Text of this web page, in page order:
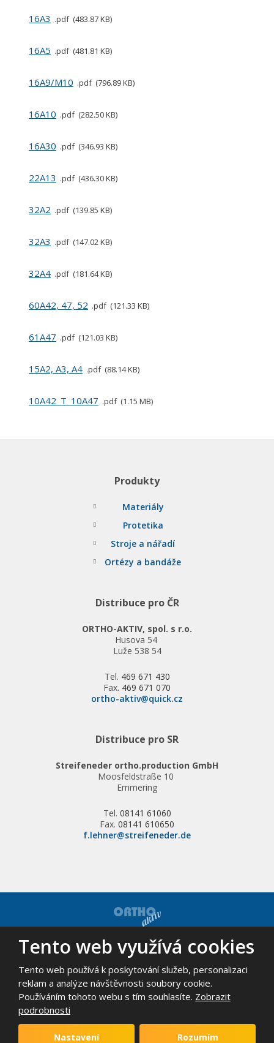
16A3 pdf 483.87 KB
16A5 pdf 481.81 KB
16A9/M10 pdf 796.89 KB
16A10 pdf 282.50 KB
16A30 pdf 346.93 KB
22A13 pdf 436.30 KB
32A2 pdf 139.85 KB
32A3 pdf 147.02 KB
32A4 pdf 181.64 KB
60A42, 47, 52 pdf 121.33 KB
61A47 pdf 121.03 KB
15A2, A3, A4 pdf 88.14 KB
10A42_T_10A47 pdf 1.15 MB
Produkty
Materiály
Protetika
Stroje a nářadí
Ortézy a bandáže
Distribuce pro ČR
ORTHO-AKTIV, spol. s r.o.
Husova 54
Luže 538 54
Tel. 469 671 430
Fax. 469 671 070
ortho-aktiv@quick.cz
Distribuce pro SR
Streifeneder ortho.production GmbH
Moosfeldstraße 10
Emmering
Tel. 08141 61060
Fax. 08141 610650
f.lehner@streifeneder.de
© 2026, ORTHO-AKTIV, spol. s r.o. - všechna práva vyhrazena
Mapa stránek | Podmínky použití
VYROBILA
Tento web je chráněn pomocí Google ReCAPTCHA a platí pro něj
zásady ochrany osobních údajů a smluvní podmínky
Tento web využívá cookies
Tento web používá k poskytování služeb, personalizaci
reklam a analýze návštěvnosti soubory cookie.
Používáním tohoto webu s tím souhlasíte. Zobrazit
podrobnosti
Nastavení Rozumím